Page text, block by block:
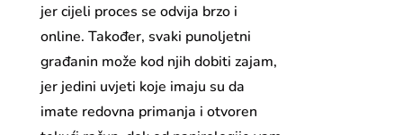
jer cijeli proces se odvija brzo i
online. Također, svaki punoljetni
građanin može kod njih dobiti zajam,
jer jedini uvjeti koje imaju su da
imate redovna primanja i otvoren